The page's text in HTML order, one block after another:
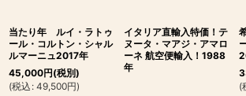
当たり年 ルイ・ラトゥ
ール・コルトン・シャル
ルマーニュ2017年
45,000円(税別)
(税込 : 49,500円)
イタリア直輸入特価！テ
ヌータ・マアジ・アマロ
ーネ 航空便輸入！1988
年
(